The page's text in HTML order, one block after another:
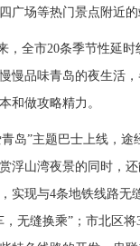
广场等热门景点附近
，全市20条季节性延
慢品味青岛的夜生活
和做攻略精力。
岛”主题巴士上线，
浮山湾夜景的同时，
实现与4条地铁线路无
无缝换乘”；市北区